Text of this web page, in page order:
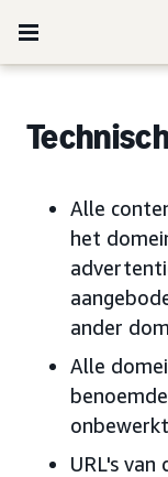
Alle
het
ander
Alle
URL's van